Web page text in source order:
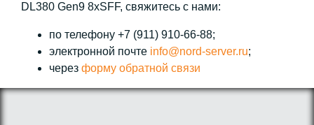
DL380 Gen9 8xSFF, свяжитесь с нами:
по телефону +7 (911) 910-66-88;
электронной почте info@nord-server.ru;
через форму обратной связи